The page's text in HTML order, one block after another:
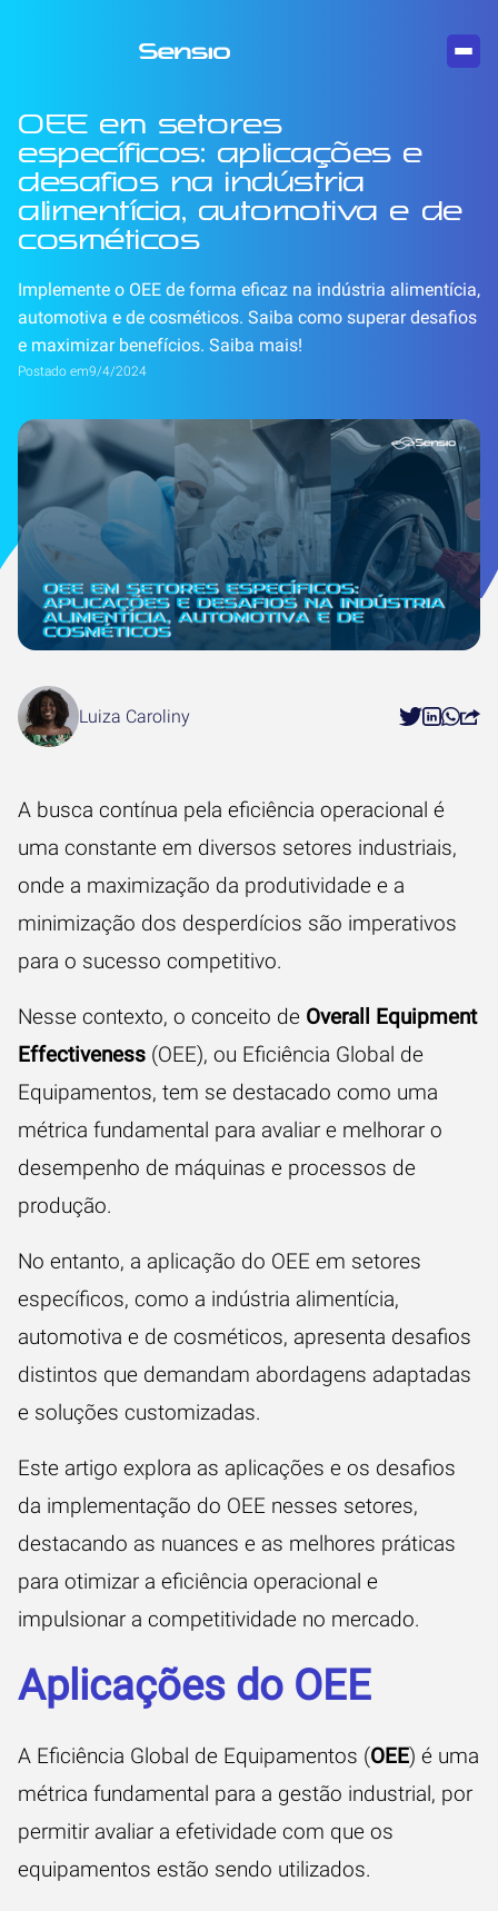
OEE em setores
específicos: aplicações e
desafios na indústria
alimentícia, automotiva e de
cosméticos
Implemente o OEE de forma eficaz na indústria alimentícia,
automotiva e de cosméticos. Saiba como superar desafios
e maximizar benefícios. Saiba mais!
Postado em9/4/2024
Luiza Caroliny
A busca contínua pela eficiência operacional é
uma constante em diversos setores industriais,
onde a maximização da produtividade e a
minimização dos desperdícios são imperativos
para o sucesso competitivo.
Nesse contexto, o conceito de Overall Equipment
Effectiveness (OEE), ou Eficiência Global de
Equipamentos, tem se destacado como uma
métrica fundamental para avaliar e melhorar o
desempenho de máquinas e processos de
produção.
No entanto, a aplicação do OEE em setores
específicos, como a indústria alimentícia,
automotiva e de cosméticos, apresenta desafios
distintos que demandam abordagens adaptadas
e soluções customizadas.
Este artigo explora as aplicações e os desafios
da implementação do OEE nesses setores,
destacando as nuances e as melhores práticas
para otimizar a eficiência operacional e
impulsionar a competitividade no mercado.
Aplicações do OEE
A Eficiência Global de Equipamentos (OEE) é uma
métrica fundamental para a gestão industrial, por
permitir avaliar a efetividade com que os
equipamentos estão sendo utilizados.